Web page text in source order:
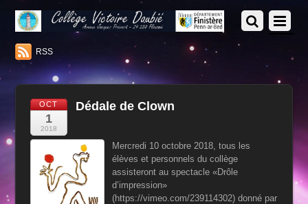
RSS
OCT
1
2018
Dédale de Clown
Mercredi 10 octobre 2018 , tous les
élèves et personnels du collège
assisteront au spectacle «Drôle
d’impression»
(https://vimeo.com/239114302) donné par